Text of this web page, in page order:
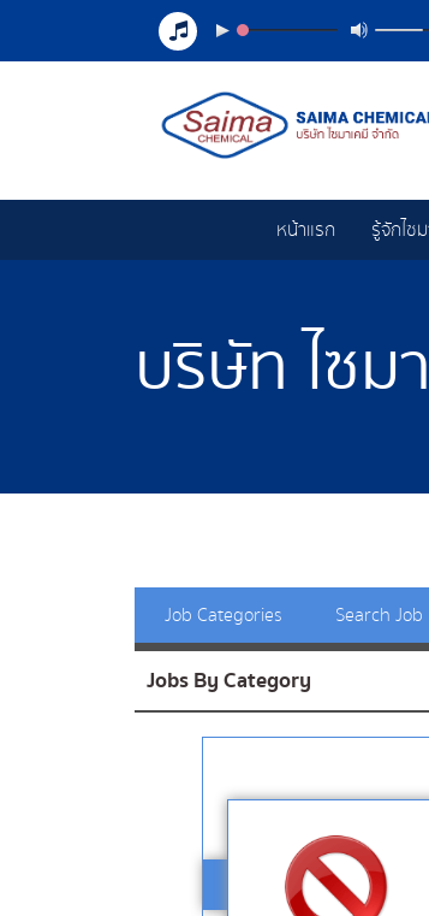
หน้าแรก รู้จักไซ
บริษัท ไซม
Job Categories Search Job
Jobs By Category